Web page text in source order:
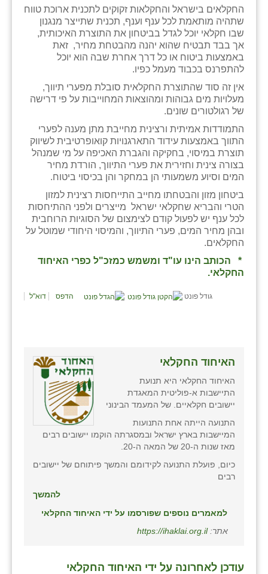
החקלאים בישראל והחקלאות זקוקים לתכנית ארוכת טווח
שתהיה מותאמת לכל ענף וענף, תכנית שתייצר מנגנון
שבו חקלאי יוכל לגדל בביטחון את התוצרת האיכותית,
אך בבד תבטיח שהוא יהנה מהבטחת מחיר, זאת
באמצעות ביטוח או כל דרך אחרת שבה הוא יוכל
להתפרנס בכבוד מעמל כפיו.
אין זה סוד שהתוצרת החקלאית סובלת מפערי תיווך,
מעלויות מים גבוהות ומהוצאות המחוייבות על פי דרישה
של רגולטורים שונים.
התמודדות אמיתית ורצינית מחייבת מתן מענה לפערי
התווך באמצעות עידוד התארגנויות קואופרטיבית לשיווק
תוצרת במיסוי, בחקיקה והגברת האכיפה על מי שמנהל
בצורה צינית וחזירית את פערי התיווך, הורדת מחיר
המים וסיוע משמעותי הן במחקר והן בכיסוי ביטוח.
ביטחון מזון והבטחתו מחייב התייחסות רצינית למזון
הטרי והבריא שחקלאי ישראל מייצרים ולפני ההתיחסות
לכל ענף יש לפעול קודם לצימצום של הסוגיות הרוחבית
ובהן מחיר המים, פערי התיווך, והמיסוי היחודי שמוטל על
החקלאים.
* הכותב הינו עו"ד ומשמש כמזכ"ל כפרי האיחוד
החקלאי.
גודל פונט הדפס דוא"ל
האיחוד החקלאי
האיחוד החקלאי היא תנועת
התיישבות א-פוליטית המאגדת
יישובים חקלאיים. של המעמד הבינוני
התנועה הייתה אחת התנועות
המיישבות בארץ ישראל ובמסגרתה הוקמו יישובים רבים
מאז שנות ה-20 של המאה ה-20.
כיום, פועלת התנועה לקידומם והמשך פיתוחם של יישובים
רבים
להמשך
למאמרים נוספים שפורסמו על ידי האיחוד החקלאי
אתר:https://ihaklai.org.il
עודכן לאחרונה על ידי האיחוד החקלאי
כפר הרי״ף
כפר מישר
כפר מע״ש
כפר סבא (אגרא)
כפר שמריהו
מגשימים
מישר
מכורה
מנחמיה
נאות הכיכר
נווה אטי״ב
נהריה (אג״ש)
עין תמר
עמרים
קלחים
רמות השבים
רמת הדר